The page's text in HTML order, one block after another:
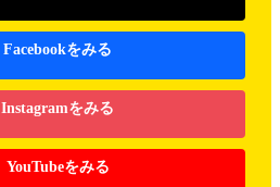
Facebookをみる
Instagramをみる
YouTubeをみる